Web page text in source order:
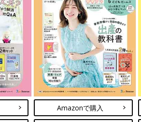
Amazonで購入